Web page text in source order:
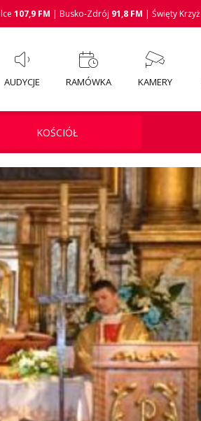
107,9 FM | Busko-Zdrój 91,8 FM | Święty Krzyż
AUDYCJE RAMÓWKA KAMERY
KOŚCIÓŁ